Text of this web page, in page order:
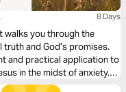
8 Days
walks you through the
and God’s promises.
and practical application to
in the midst of anxiety.